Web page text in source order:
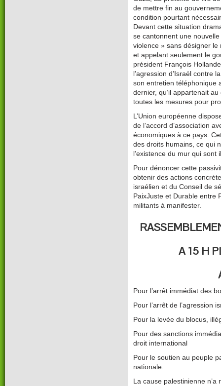
de mettre fin au
condition pourtant
Devant cette situation
se cantonnent une
violence » sans désigner
et appelant seulement le
président François
l’agression d’Israël contre
son entretien téléphonique
dernier, qu’il appartenait
toutes les mesures pour
L’Union européenne
de l’accord d’association
économiques à ce pays.
des droits humains, ce qui
l’existence du mur qui
Pour dénoncer cette
obtenir des actions
israélien et du Conseil de
PaixJuste et Durable entre
militants à manifester.
A 15 H
Pour l’arrêt immédiat des
Pour l’arrêt de l’agression
Pour la levée du blocus,
Pour des sanctions
droit international
Pour le soutien au peuple
nationale.
La cause palestinienne n’a